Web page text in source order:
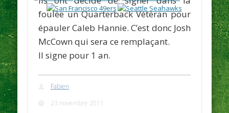
foulée un Quarterback Vétéran pour
épaulerCaleb Hannie. C’est donc Josh
McCown qui sera ce remplaçant.
Il signe pour 1 an.
Fabien
23 novembre 2011